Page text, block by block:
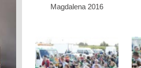
Magdalena 2016